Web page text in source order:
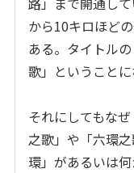
から10キロほど
ある。タイトル
歌」ということに
それにしてもな
之歌」や「六環
環」があるいは